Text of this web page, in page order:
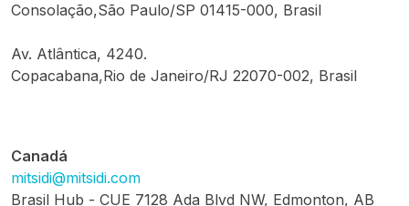
Consolação,São Paulo/SP 01415-000, Brasil
Av. Atlântica, 4240.
Copacabana,Rio de Janeiro/RJ 22070-002, Brasil
Canadá
mitsidi@mitsidi.com
Brasil Hub - CUE 7128 Ada Blvd NW, Edmonton, AB